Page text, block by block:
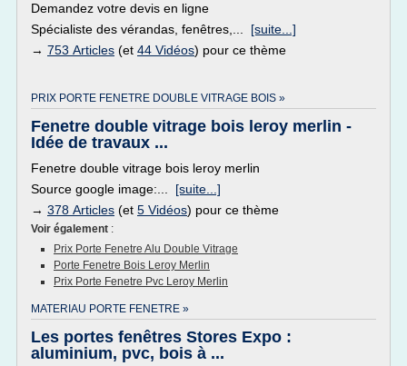
Demandez votre devis en ligne
Spécialiste des vérandas, fenêtres,... [suite...]
→ 753 Articles (et 44 Vidéos) pour ce thème
PRIX PORTE FENETRE DOUBLE VITRAGE BOIS »
Fenetre double vitrage bois leroy merlin -
Idée de travaux ...
Fenetre double vitrage bois leroy merlin
Source google image:... [suite...]
→ 378 Articles (et 5 Vidéos) pour ce thème
Voir également :
Prix Porte Fenetre Alu Double Vitrage
Porte Fenetre Bois Leroy Merlin
Prix Porte Fenetre Pvc Leroy Merlin
MATERIAU PORTE FENETRE »
Les portes fenêtres Stores Expo :
aluminium, pvc, bois à ...